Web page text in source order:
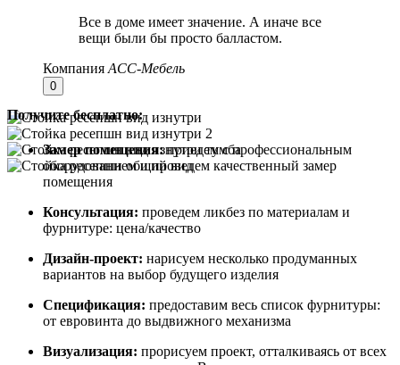
Все в доме имеет значение. А иначе все
вещи были бы просто балластом.
Компания АСС-Мебель
0
Получите бесплатно:
Замер помещения:приедем с профессиональным
оборудованием и проведем качественный замер
помещения
Консультация: проведем ликбез по материалам и
фурнитуре: цена/качество
Дизайн-проект: нарисуем несколько продуманных
вариантов на выбор будущего изделия
Спецификация: предоставим весь список фурнитуры:
от евровинта до выдвижного механизма
Визуализация: прорисуем проект, отталкиваясь от всех